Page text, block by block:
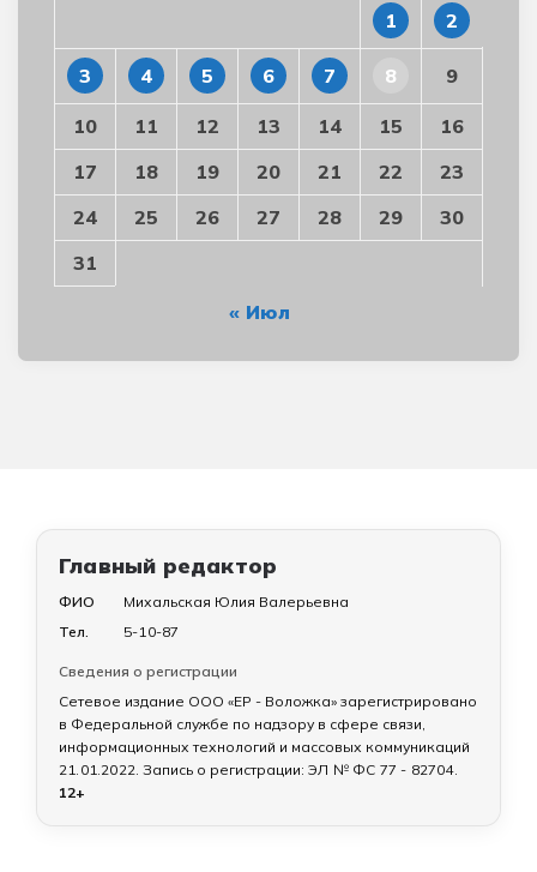
1 2
3 4 5 6 7 8 9
10 11 12 13 14 15
16
17
18 19 20 21 22
23
24
25 26 27 28 29
30
31
« Июл
Главный редактор
ФИО
Михальская Юлия Валерьевна
Тел.
5-10-87
Сведения о регистрации
Сетевое издание ООО «ЕР - Воложка» зарегистрировано
в Федеральной службе по надзору в сфере связи,
информационных технологий и массовых коммуникаций
21.01.2022. Запись о регистрации: ЭЛ № ФС 77 - 82704.
12+